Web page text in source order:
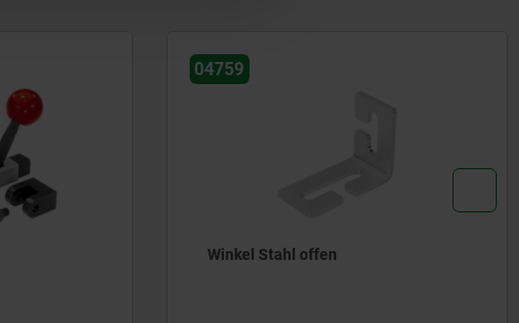
04759
Winkel Stahl offen